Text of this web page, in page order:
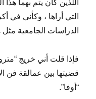
اللذين كان يتم بهما
التي أراها ، وكأني في
الدراسات الجامعية مثل
فإذا قلت أني خريج
قضيتها بين عمالقة فن
“أوفا”.